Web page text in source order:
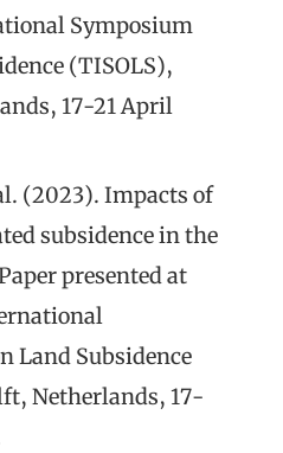
Symposium
(TISOLS),
17-21 April
(2023). Impacts of
subsidence in the
presented at
Land Subsidence
Netherlands, 17-